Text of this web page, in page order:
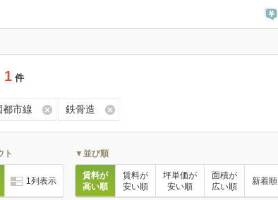
1 件
都市線 鉄骨造
ト
1列表示
▼並び順
賃料が
高い順
賃料が
安い順
坪単価が
安い順
面積が
広い順
新着順